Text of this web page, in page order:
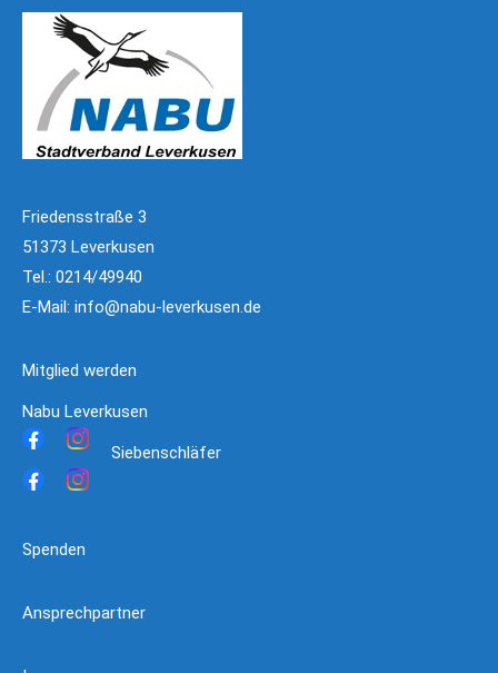
Friedensstraße 3
51373 Leverkusen
Tel.: 0214/49940
E-Mail: info@nabu-leverkusen.de
Mitglied werden
Nabu Leverkusen
Siebenschläfer
Spenden
Ansprechpartner